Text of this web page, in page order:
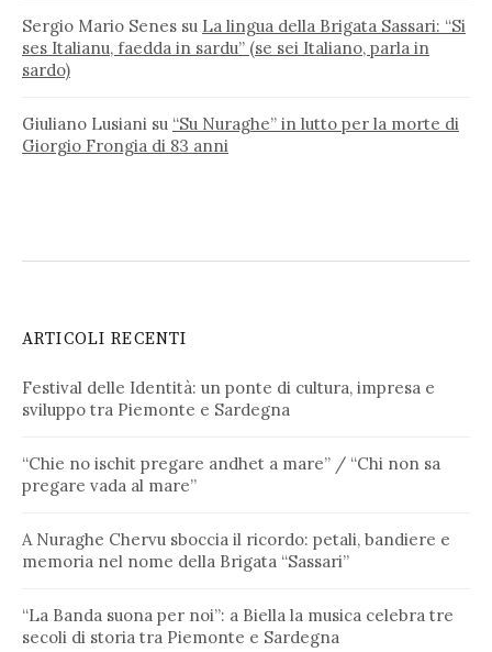
Sergio Mario Senes su La lingua della Brigata Sassari: “Si
ses Italianu, faedda in sardu” (se sei Italiano, parla in
sardo)
Giuliano Lusiani su “Su Nuraghe” in lutto per la morte di
Giorgio Frongia di 83 anni
ARTICOLI RECENTI
Festival delle Identità: un ponte di cultura, impresa e
sviluppo tra Piemonte e Sardegna
“Chie no ischit pregare andhet a mare” / “Chi non sa
pregare vada al mare”
A Nuraghe Chervu sboccia il ricordo: petali, bandiere e
memoria nel nome della Brigata “Sassari”
“La Banda suona per noi”: a Biella la musica celebra tre
secoli di storia tra Piemonte e Sardegna